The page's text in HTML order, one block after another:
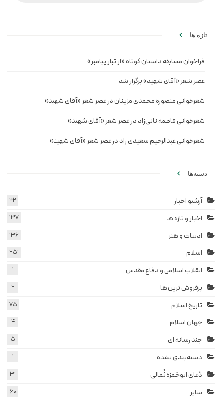
تازه ها
فراخوان مسابقه داستان کوتاه «از تبار پیامبر»
عصر شعر «آقای شهید» برگزار شد
شعرخوانی منصوره محمدی مزینان در عصر شعر «آقای شهید»
شعرخوانی فاطمه نانی‌زاد در عصر شعر «آقای شهید»
شعرخوانی عبدالرحیم سعیدی راد در عصر شعر «آقای شهید»
دسته‌ها
آرشیو اخبار 42
اخبار و تازه ها 137
ادبیات و هنر 136
اسلام 251
انقلاب اسلامی و دفاع مقدس 1
پرفروش ترین ها 2
تاریخ اسلام 75
جهان اسلام 4
چند رسانه ای 5
دسته‌بندی نشده 1
دُعای ابوحَمزه ثُمالی 31
سایر 60